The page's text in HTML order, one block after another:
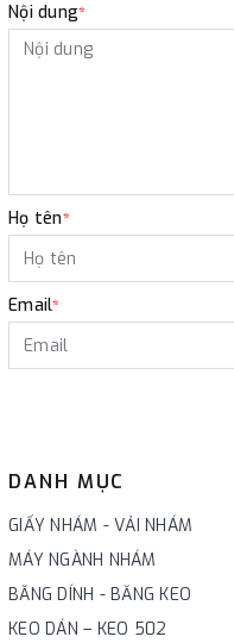
DANH MỤC
GIẤY NHÁM - VẢI NHÁM
MÁY NGÀNH NHÁM
BĂNG DÍNH - BĂNG KEO
KEO DÁN – KEO 502
Nội dung*
Họ tên*
Email*